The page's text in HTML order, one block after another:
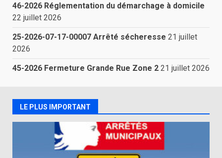
46-2026 Réglementation du démarchage à domicile
22 juillet 2026
25-2026-07-17-00007 Arrêté sécheresse 21 juillet
2026
45-2026 Fermeture Grande Rue Zone 2 21 juillet 2026
LE PLUS IMPORTANT